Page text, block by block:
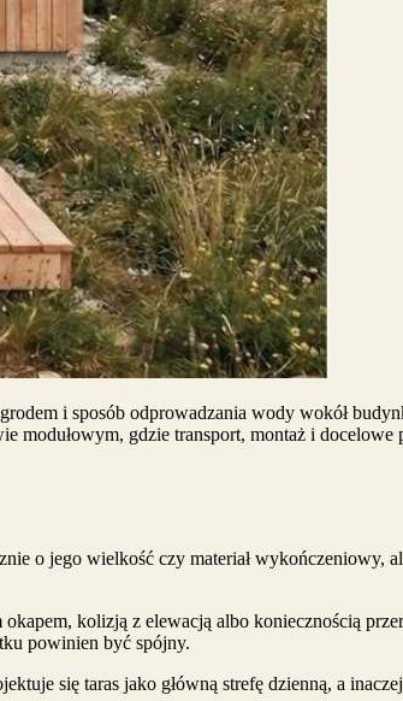
i sposób odprowadzania wody wokół
gdzie transport, montaż i docelowe
o jego wielkość czy materiał wykończeniowy,
kolizją z elewacją albo koniecznością
powinien być spójny.
się taras jako główną strefę dzienną, a